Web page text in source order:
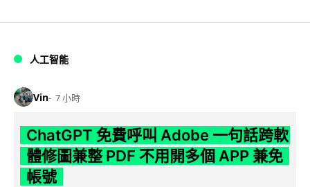
人工智能
Vin 7 小時
ChatGPT 免費呼叫 Adobe 一句話跨軟
體修圖兼整 PDF 不用開多個 APP 兼免
帳號